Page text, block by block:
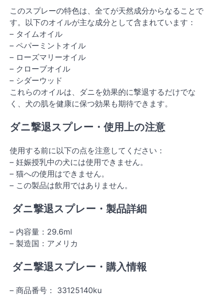
このスプレーの特色は、全てが天然成分からなることで
す。以下のオイルが主な成分として含まれています：
– タイムオイル
– ペパーミントオイル
– ローズマリーオイル
– クローブオイル
– シダーウッド
これらのオイルは、ダニを効果的に撃退するだけでな
く、犬の肌を健康に保つ効果も期待できます。
ダニ撃退スプレー・使用上の注意
使用する前に以下の点を注意してください：
– 妊娠授乳中の犬には使用できません。
– 猫への使用はできません。
– この製品は飲用ではありません。
ダニ撃退スプレー・製品詳細
– 内容量：29.6ml
– 製造国：アメリカ
ダニ撃退スプレー・購入情報
– 商品番号： 33125140ku